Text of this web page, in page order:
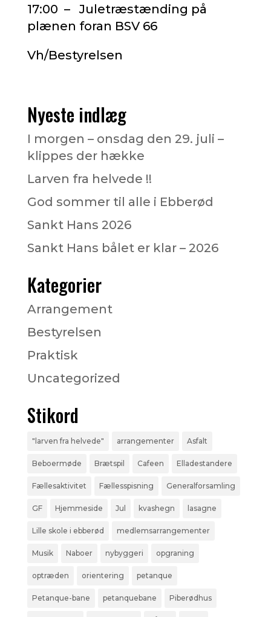
17:00 – Juletræstænding på
plænen foran BSV 66
Vh/Bestyrelsen
Nyeste indlæg
I morgen – onsdag den 29. juli –
klippes der hække
Larven fra helvede !!
God sommer til alle i Ebberød
Sankt Hans 2026
Sankt Hans bålet er klar – 2026
Kategorier
Arrangement
Bestyrelsen
Praktisk
Uncategorized
Stikord
"larven fra helvede" arrangementer Asfalt
Beboermøde Brætspil Cafeen Elladestandere
Fællesaktivitet Fællesspisning Generalforsamling
GF Hjemmeside Jul kvashegn lasagne
Lille skole i ebberød medlemsarrangementer
Musik Naboer nybyggeri opgraning
optræden orientering petanque
Petanque-bane petanquebane Piberødhus